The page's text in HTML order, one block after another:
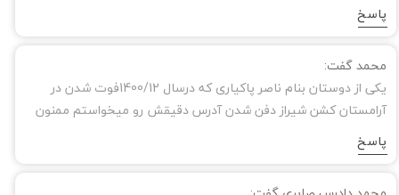
پاسخ
محمد گفت:
یکی از دوستان بنام ناصر پاکیاری که درسال 1400/12فوت شدن در
آرامستان کشن شیراز دفن شدن آدرس دقیقش رو میخواستم ممنون
پاسخ